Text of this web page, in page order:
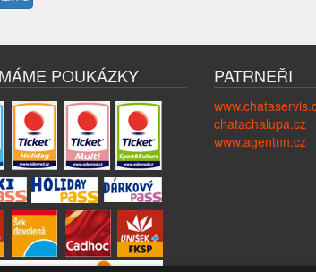
POUKÁZKY PATRNEŘI
chatachalupa.cz
www.agentnn.cz